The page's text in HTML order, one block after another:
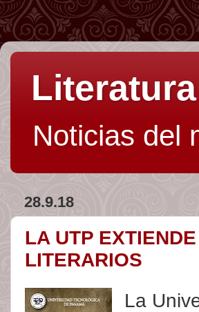
Noticias del
28.9.18
LA UTP
LITERARIOS
La